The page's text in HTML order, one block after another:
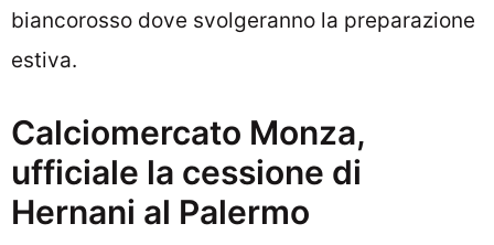
biancorosso dove svolgeranno la preparazione
estiva.
Calciomercato Monza,
ufficiale la cessione di
Hernani al Palermo